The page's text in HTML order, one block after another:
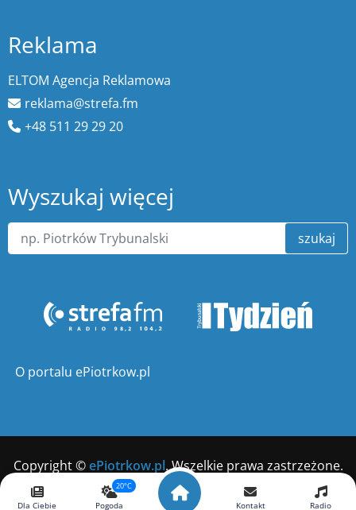
Reklama
ELTOM Agencja Reklamowa
reklama@strefa.fm
+48 511 29 29 20
Wyszukaj więcej
szukaj
O portalu ePiotrkow.pl
Copyright ©ePiotrkow.pl. Wszelkie prawa zastrzeżone.
Wykonanie xnc.pl
Dla Ciebie
20°C
Pogoda Kontakt Radio